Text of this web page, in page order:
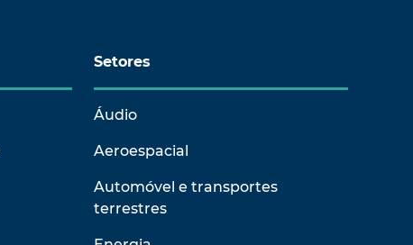
Setores
Áudio
Aeroespacial
Automóvel e transportes
terrestres